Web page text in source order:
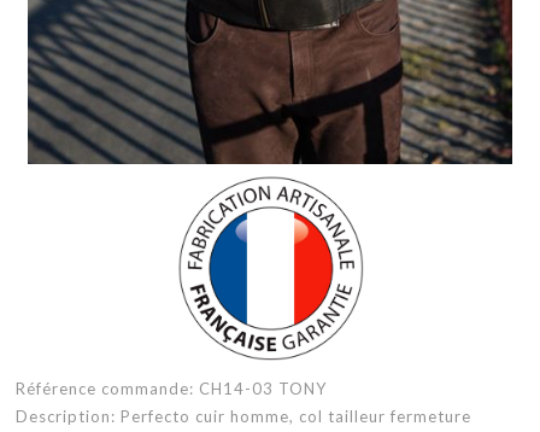
Référence commande: CH14-03 TONY
Description: Perfecto cuir homme, col tailleur fermeture